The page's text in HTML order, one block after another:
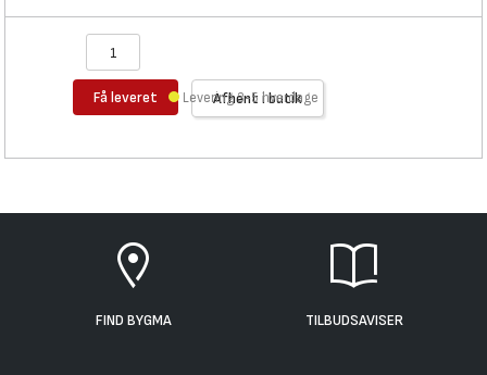
Få leveret Afhent i butik
Levering 3-5 hverdage
FIND BYGMA TILBUDSAVISER